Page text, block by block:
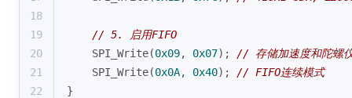
18
19
// 5. 启用FIFO
20
    SPI_Write(
0x09, 0x07); // 存储加速度和陀螺
21
    SPI_Write(
0x0A, 0x40); // FIFO连续模式
22
}